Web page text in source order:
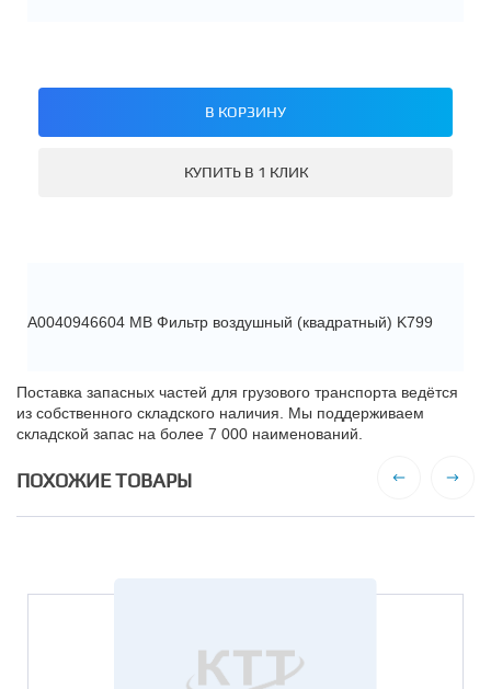
В КОРЗИНУ
КУПИТЬ В 1 КЛИК
A0040946604 MB Фильтр воздушный (квадратный) K799
Поставка запасных частей для грузового транспорта ведётся
из собственного складского наличия. Мы поддерживаем
складской запас на более 7 000 наименований.
ПОХОЖИЕ ТОВАРЫ